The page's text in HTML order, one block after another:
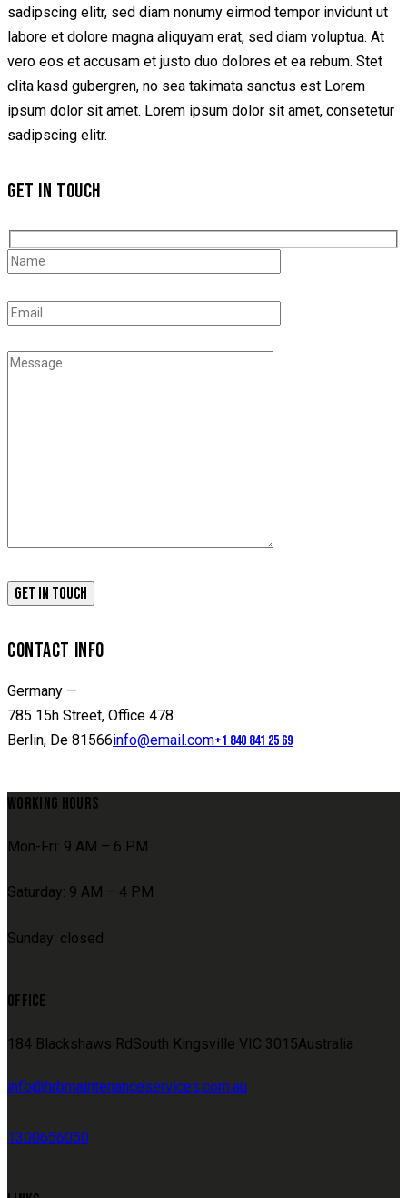
sadipscing elitr, sed diam nonumy eirmod tempor invidunt ut
labore et dolore magna aliquyam erat, sed diam voluptua. At
vero eos et accusam et justo duo dolores et ea rebum. Stet
clita kasd gubergren, no sea takimata sanctus est Lorem
ipsum dolor sit amet. Lorem ipsum dolor sit amet, consetetur
sadipscing elitr.
GET IN TOUCH
CONTACT INFO
Germany —
785 15h Street, Office 478
Berlin, De 81566info@email.com+1 840 841 25 69
WORKING HOURS
Mon-Fri: 9 AM – 6 PM
Saturday: 9 AM – 4 PM
Sunday: closed
OFFICE
184 Blackshaws RdSouth Kingsville VIC 3015Australia
info@hrbmaintenanceservices.com.au
1300656050